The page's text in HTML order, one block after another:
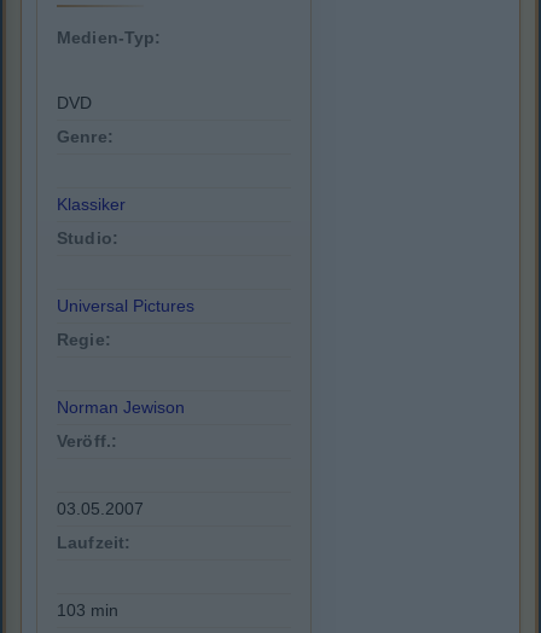
Medien-Typ:
DVD
Genre:
Klassiker
Studio:
Universal Pictures
Regie:
Norman Jewison
Veröff.:
03.05.2007
Laufzeit:
103 min